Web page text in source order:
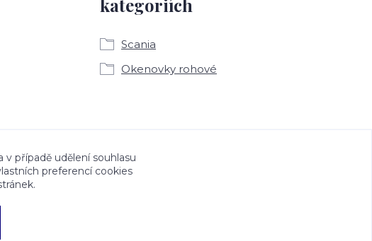
kategoriích
Scania
Okenovky rohové
a CeskeSamolepky.cz jsou chráněny autorským
případě udělení souhlasu
preferencí cookies